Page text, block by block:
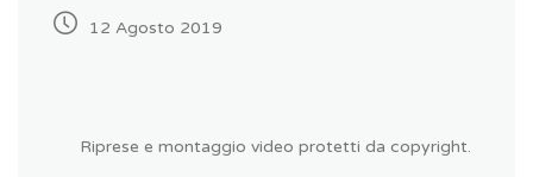
12 Agosto 2019
Riprese e montaggio video protetti da copyright.